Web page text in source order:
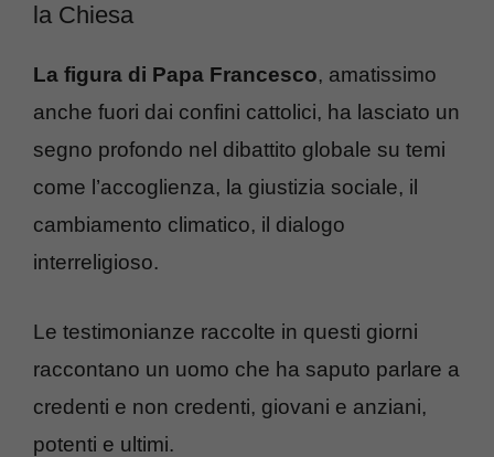
la Chiesa
La figura di Papa Francesco, amatissimo
anche fuori dai confini cattolici, ha lasciato un
segno profondo nel dibattito globale su temi
come l’accoglienza, la giustizia sociale, il
cambiamento climatico, il dialogo
interreligioso.
Le testimonianze raccolte in questi giorni
raccontano un uomo che ha saputo parlare a
credenti e non credenti, giovani e anziani,
potenti e ultimi.